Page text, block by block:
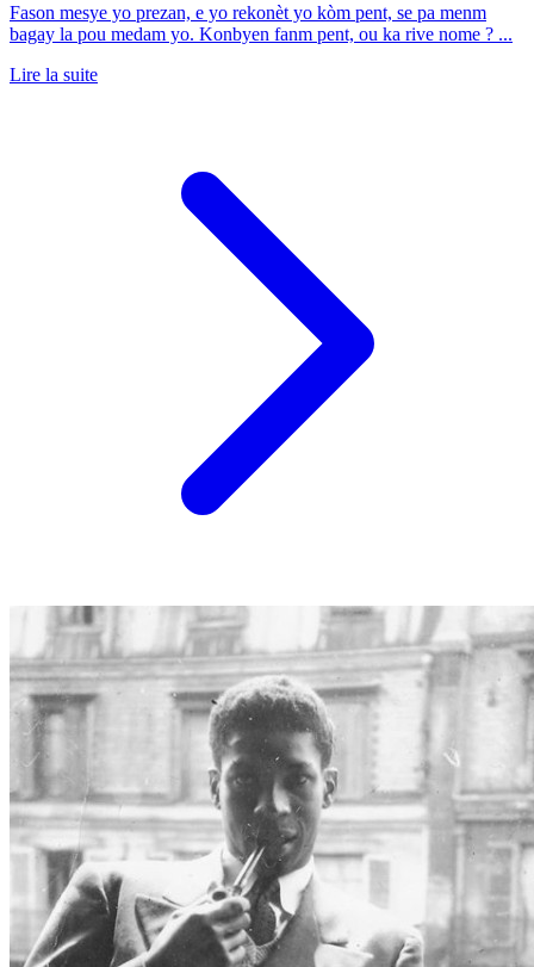
Fason mesye yo prezan, e yo rekonèt yo kòm pent, se pa menm
bagay la pou medam yo. Konbyen fanm pent, ou ka rive nome ? ...
Lire la suite